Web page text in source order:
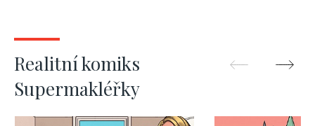
Realitní komiks
Supermakléřky